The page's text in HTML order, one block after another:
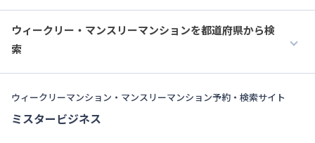
ウィークリー・マンスリーマンションを都道府県から検
索
ウィークリーマンション・マンスリーマンション予約・検索サイト
ミスタービジネス